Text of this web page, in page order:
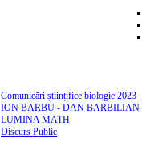
Comunicări științifice biologie 2023
ION BARBU - DAN BARBILIAN
LUMINA MATH
Discurs Public